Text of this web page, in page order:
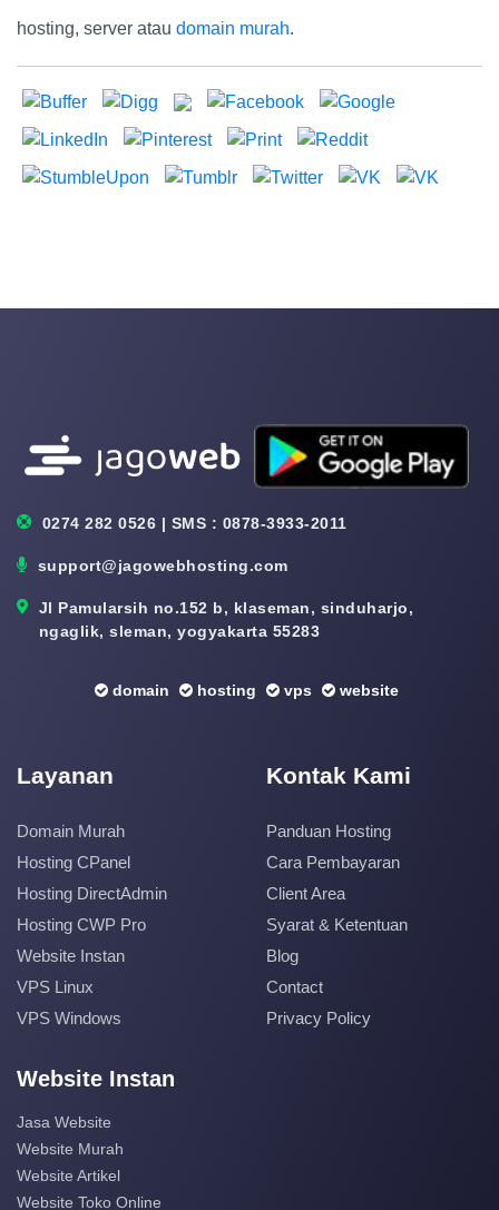
hosting, server atau domain murah.
0274 282 0526 | SMS : 0878-3933-2011
support@jagowebhosting.com
Jl Pamularsih no.152 b, klaseman, sinduharjo,
ngaglik, sleman, yogyakarta 55283
domain hosting vps website
Layanan
Domain Murah
Hosting CPanel
Hosting DirectAdmin
Hosting CWP Pro
Website Instan
VPS Linux
VPS Windows
Kontak Kami
Panduan Hosting
Cara Pembayaran
Client Area
Syarat & Ketentuan
Blog
Contact
Privacy Policy
Website Instan
Jasa Website
Website Murah
Website Artikel
Website Toko Online